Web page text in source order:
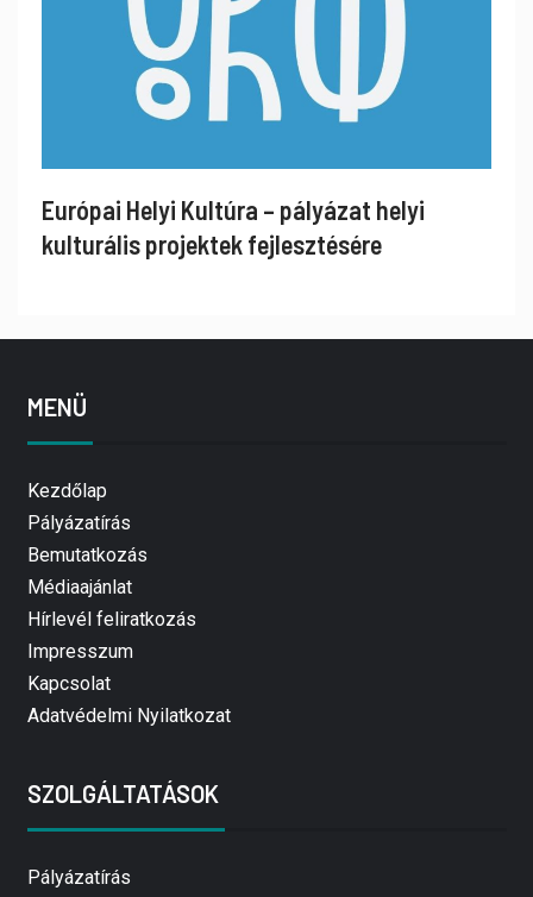
Európai Helyi Kultúra – pályázat helyi
kulturális projektek fejlesztésére
MENÜ
Kezdőlap
Pályázatírás
Bemutatkozás
Médiaajánlat
Hírlevél feliratkozás
Impresszum
Kapcsolat
Adatvédelmi Nyilatkozat
SZOLGÁLTATÁSOK
Pályázatírás